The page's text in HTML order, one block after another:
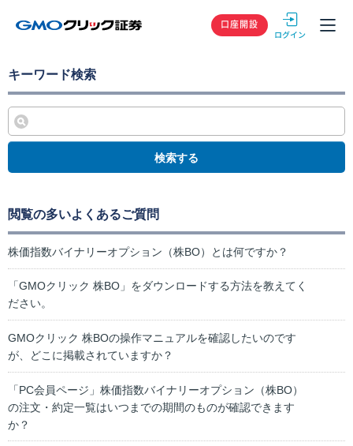
GMOクリック
口座開設
キーワード検索
検索する
閲覧の多いよくあるご質問
株価指数バイナリーオプション（株BO）とは何ですか？
「GMOクリック 株BO」をダウンロードする方法を教えてく
ださい。
GMOクリック 株BOの操作マニュアルを確認したいのです
が、どこに掲載されていますか？
「PC会員ページ」株価指数バイナリーオプション（株BO）
の注文・約定一覧はいつまでの期間のものが確認できます
か？